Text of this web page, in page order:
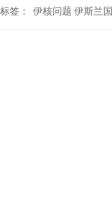
标签： 伊核问题 伊斯兰国